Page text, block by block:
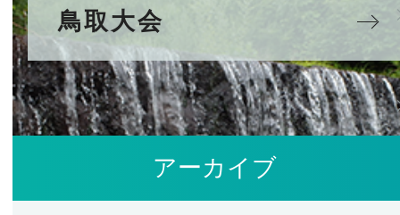
鳥取大会
アーカイブ